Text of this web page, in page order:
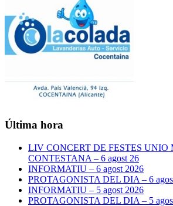
Última hora
LIV CONCERT DE FESTES UNIO
CONTESTANA – 6 agost 26
INFORMATIU – 6 agost 2026
PROTAGONISTA DEL DIA – 6
INFORMATIU – 5 agost 2026
PROTAGONISTA DEL DIA – 5